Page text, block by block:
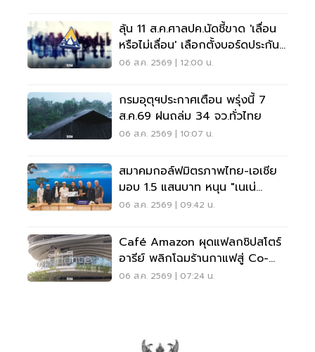
ลุ้น 11 ส.ค.ศาลปค.นัดชี้ขาด 'เลื่อน
หรือไม่เลื่อน' เลือกตั้งบอร์ดประกัน
สังคม
06 ส.ค. 2569 | 12:00 น.
กรมอุตุฯประกาศเตือน พรุ่งนี้ 7
ส.ค.69 ฝนถล่ม 34 จว.ทั่วไทย
06 ส.ค. 2569 | 10:07 น.
สมาคมกอล์ฟมิตรภาพไทย-เอเชีย
มอบ 1.5 แสนบาท หนุน "เนเน่
รอยัล" ลุยเวทีที่สหรัฐ
06 ส.ค. 2569 | 09:42 น.
Café Amazon ผุดแฟลกชิปสโตร์
อารีย์ พลิกโฉมร้านกาแฟสู่ Co-
Working Space ครบวงจร
06 ส.ค. 2569 | 07:24 น.